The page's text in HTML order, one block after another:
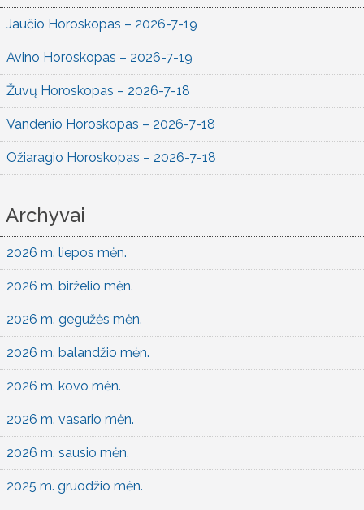
Jaučio Horoskopas – 2026-7-19
Avino Horoskopas – 2026-7-19
Žuvų Horoskopas – 2026-7-18
Vandenio Horoskopas – 2026-7-18
Ožiaragio Horoskopas – 2026-7-18
Archyvai
2026 m. liepos mėn.
2026 m. birželio mėn.
2026 m. gegužės mėn.
2026 m. balandžio mėn.
2026 m. kovo mėn.
2026 m. vasario mėn.
2026 m. sausio mėn.
2025 m. gruodžio mėn.